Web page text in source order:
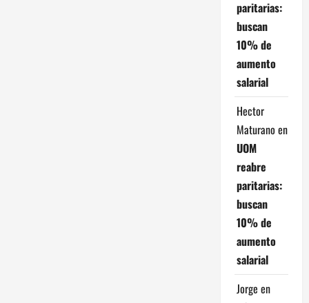
paritarias:
buscan
10% de
aumento
salarial
Hector
Maturano en
UOM
reabre
paritarias:
buscan
10% de
aumento
salarial
Jorge en